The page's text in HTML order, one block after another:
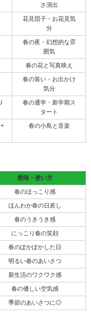
さ演出
花見団子・お花見気
分
春の夜・幻想的な雰
囲気
春の花と写真映え
春の装い・お出かけ
気分
春の通学・新学期ス
タート
春の小鳥と音楽
意味・使い方
春のほっこり感
ほんわか春の日差し
春のうきうき感
にっこり春の笑顔
春のぽかぽかした日
明るい春のあいさつ
新生活のワクワク感
春の優しい空気感
季節のあいさつに◎